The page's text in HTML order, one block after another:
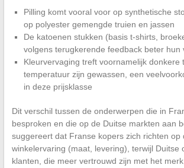
Pilling komt vooral voor op synthetische
op polyester gemengde truien en jassen
De katoenen stukken (basis t-shirts,
volgens terugkerende feedback beter hun
Kleurvervaging treft voornamelijk donkere
temperatuur zijn gewassen, een
in deze prijsklasse
Dit verschil tussen de onderwerpen die in
besproken en die op de Duitse markten aan
suggereert dat Franse kopers zich richten op
winkelervaring (maat, levering), terwijl Duitse
klanten, die meer vertrouwd zijn met het